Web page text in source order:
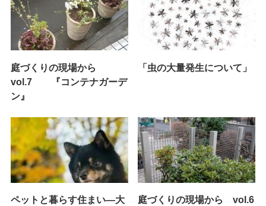
庭づくりの現場から
vol.7 『コンテナガーデ
ン』
「虫の大量発生について」
ペットと暮らす住まい—大
庭づくりの現場から vol.6